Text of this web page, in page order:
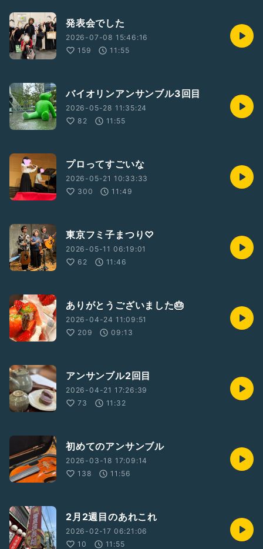
発表会でした
2026-07-08 15:46:16
159
11:55
バイオリンアンサンブル3回目
2026-05-28 11:35:24
82
11:55
プロってすごいな
2026-05-21 10:33:33
300
11:49
東京フミ子まつり♡
2026-05-11 06:19:01
62
11:46
ありがとうございました🎂
2026-04-24 11:09:51
209
09:13
アンサンブル2回目
2026-04-21 17:26:39
73
11:32
初めてのアンサンブル
2026-03-18 17:09:14
138
11:56
2月2週目のあれこれ
2026-02-17 06:21:06
10
11:55